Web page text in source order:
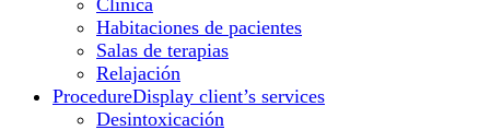
Clínica
Habitaciones de pacientes
Salas de terapias
Relajación
ProcedureDisplay client’s services
Desintoxicación